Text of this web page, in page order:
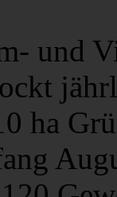
und
ha